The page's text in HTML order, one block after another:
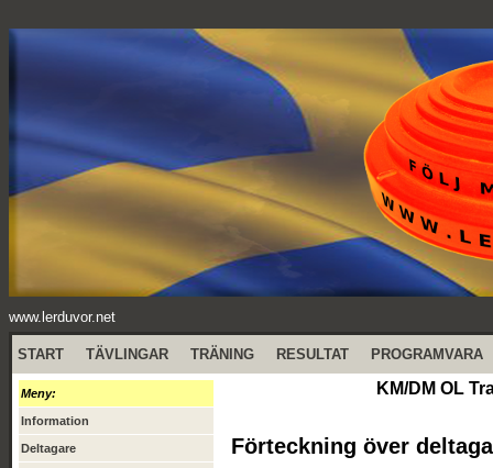
www.lerduvor.net
START TÄVLINGAR TRÄNING RESULTAT PROGRAMVARA
Meny:
Information
Deltagare
KM/DM OL
Förteckning över